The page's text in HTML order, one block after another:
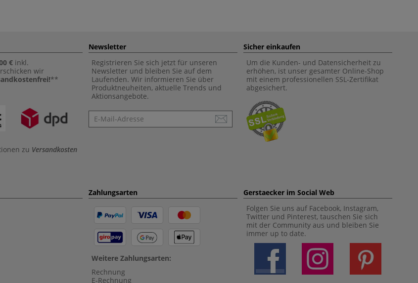
€ inkl.
wir
**
zu Versandkosten
Newsletter
Registrieren Sie sich jetzt für unseren
Newsletter und bleiben Sie auf dem
Laufenden. Wir informieren Sie über
Produktneuheiten, aktuelle Trends und
Aktionsangebote.
Newsletter
Sicher einkaufen
Um die Kunden- und Datensicherheit zu
erhöhen, ist unser gesamter Online-Shop
mit einem professionellen SSL-Zertifikat
abgesichert.
Zahlungsarten
Weitere Zahlungsarten:
Rechnung
E-Rechnung
Gerstaecker im Social Web
Folgen Sie uns auf Facebook, Instagram,
Twitter und Pinterest, tauschen Sie sich
mit der Community aus und bleiben Sie
immer up to date.